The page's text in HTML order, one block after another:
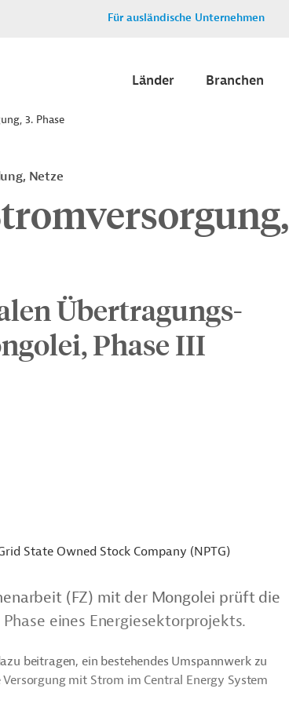
Für ausländische Unternehmen
Länder Branchen
3. Phase
Netze
Übertragungs-
Phase III
State Owned Stock Company (NPTG)
(FZ) mit der Mongolei prüft die
eines Energiesektorprojekts.
beitragen, ein bestehendes Umspannwerk zu
mit Strom im Central Energy System